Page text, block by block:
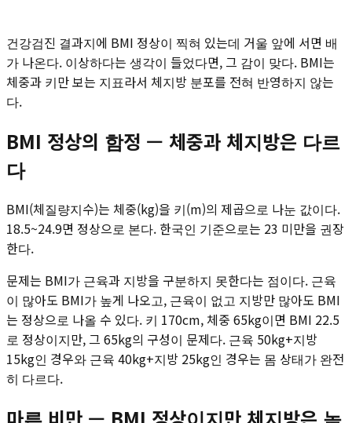
건강검진 결과지에 BMI 정상이 찍혀 있는데 거울 앞에 서면 배
가 나온다. 이상하다는 생각이 들었다면, 그 감이 맞다. BMI는
체중과 키만 보는 지표라서 체지방 분포를 전혀 반영하지 않는
다.
BMI 정상의 함정 — 체중과 체지방은 다르
다
BMI(체질량지수)는 체중(kg)을 키(m)의 제곱으로 나눈 값이다.
18.5~24.9면 정상으로 본다. 한국인 기준으로는 23 미만을 권장
한다.
문제는 BMI가 근육과 지방을 구분하지 못한다는 점이다. 근육
이 많아도 BMI가 높게 나오고, 근육이 없고 지방만 많아도 BMI
는 정상으로 나올 수 있다. 키 170cm, 체중 65kg이면 BMI 22.5
로 정상이지만, 그 65kg의 구성이 문제다. 근육 50kg+지방
15kg인 경우와 근육 40kg+지방 25kg인 경우는 몸 상태가 완전
히 다르다.